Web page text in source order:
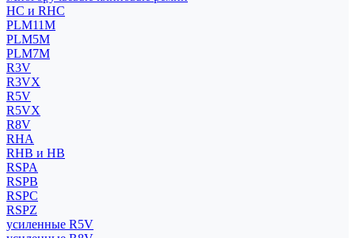
HC и RHC
PLM11M
PLM5M
PLM7M
R3V
R3VX
R5V
R5VX
R8V
RHA
RHB и HB
RSPA
RSPB
RSPC
RSPZ
усиленные R5V